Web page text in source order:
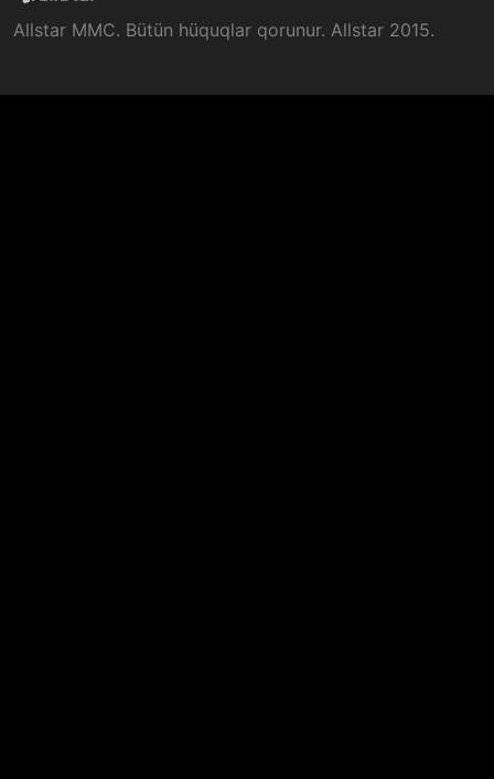
Allstar MMC. Bütün hüquqlar qorunur. Allstar 2015.